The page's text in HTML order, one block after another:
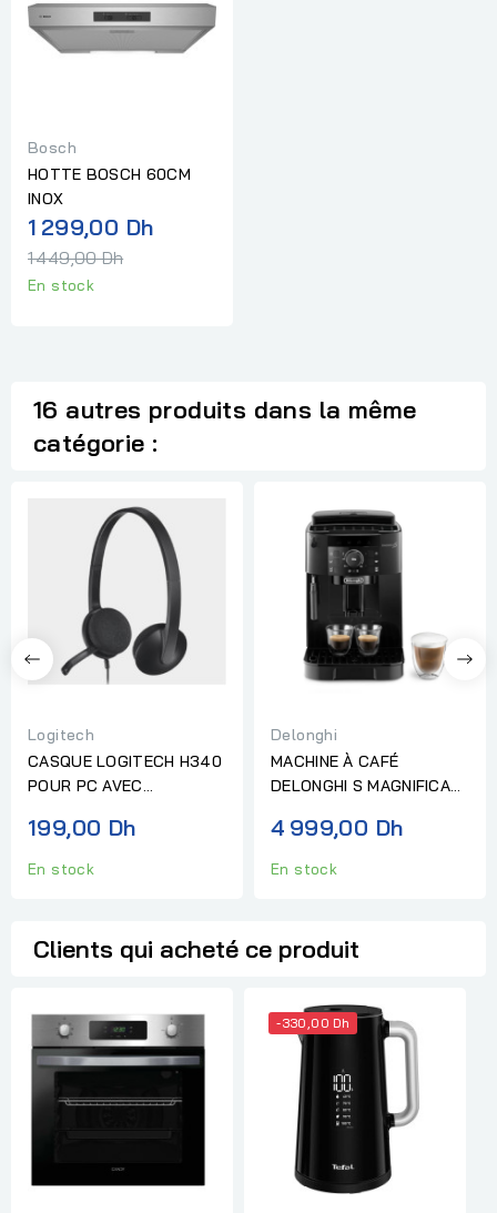
Bosch
HOTTE BOSCH 60CM
INOX
1 299,00 DhPrix
1 449,00 Dh
En stock
16 autres produits dans la même
catégorie :
Logitech
CASQUE LOGITECH H340
POUR PC AVEC
199,00 Dh
En stock
Delonghi
MACHINE À CAFÉ
DELONGHI S MAGNIFICA
4 999,00 Dh
En stock
Clients qui acheté ce produit
-330,00 Dh